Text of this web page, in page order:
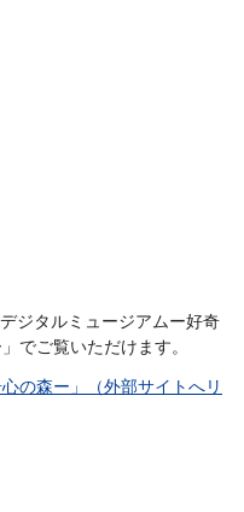
ジタルミュージアムー好奇
でご覧いただけます。
の森ー」（外部サイトへリ